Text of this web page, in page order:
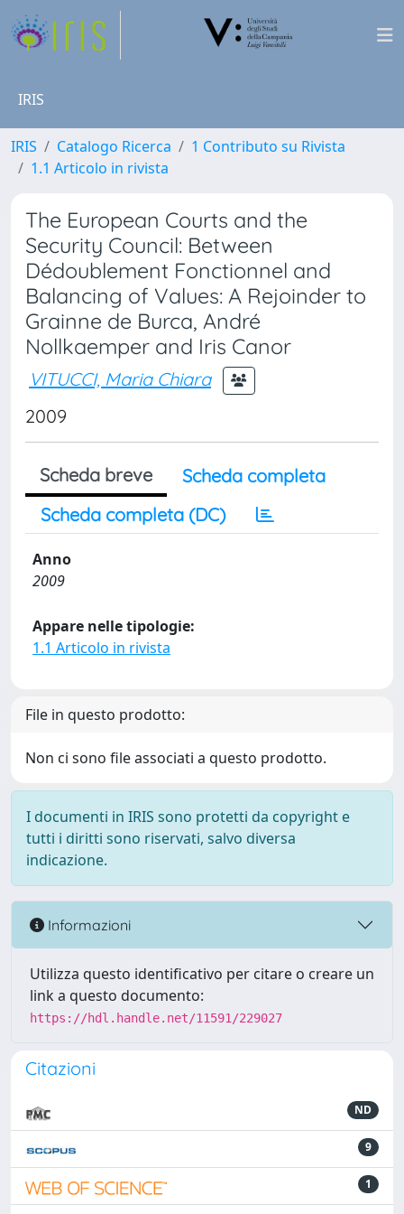
IRIS
IRIS Catalogo Ricerca
1 Contributo su Rivista
1.1 Articolo in rivista
The European Courts and the
Security Council: Between
Dédoublement Fonctionnel and
Balancing of Values: A Rejoinder to
Grainne de Burca, André
Nollkaemper and Iris Canor
VITUCCI, Maria Chiara
2009
Scheda breve
Scheda completa
Scheda completa (DC)
Anno
2009
Appare nelle tipologie:
1.1 Articolo in rivista
File in questo prodotto:
Non ci sono file associati a questo prodotto.
I documenti in IRIS sono protetti da copyright e
tutti i diritti sono riservati, salvo diversa
indicazione.
Informazioni
Utilizza questo identificativo per citare o creare un
link a questo documento:
https://hdl.handle.net/11591/229027
Citazioni
ND
9
1